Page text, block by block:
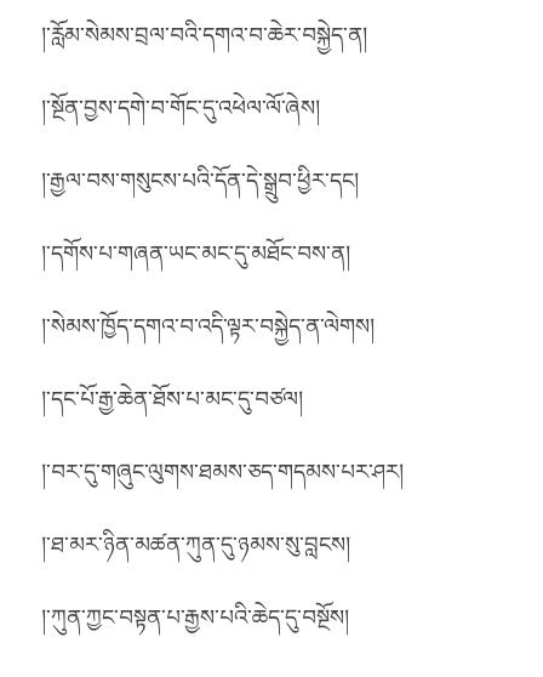
།་རློམ་སེམས་བྲལ་བའི་དགའ་བ་ཆེར་བསྐྱེད་ན།
།་སྔོན་བྱས་དགེ་བ་གོང་དུ་འཕེལ་ལོ་ཞེས།
།་རྒྱལ་བས་གསུངས་པའི་དོན་དེ་སྒྲུབ་ཕྱིར་དང།
།་དགོས་པ་གཞན་ཡང་མང་དུ་མཐོང་བས་ན།
།་སེམས་ཁྱོད་དགའ་བ་འདི་ལྟར་བསྐྱེད་ན་ལེགས།
།་དང་པོ་རྒྱ་ཆེན་ཐོས་པ་མང་དུ་བཙལ།
།་བར་དུ་གཞུང་ལུགས་ཐམས་ཅད་གདམས་པར་ཤར།
།་ཐ་མར་ཉིན་མཚན་ཀུན་དུ་ཉམས་སུ་བླངས།
།་ཀུན་ཀྱང་བསྟན་པ་རྒྱས་པའི་ཆེད་དུ་བསྔོས།